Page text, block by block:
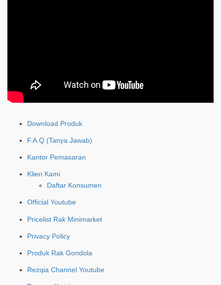
Download Produk
F.A.Q (Tanya Jawab)
Kantor Pemasaran
Klien Kami
Daftar Konsumen
Official Youtube
Pricelist Rak Minimarket
Privacy Policy
Produk Rak Gondola
Rezqia Channel Youtube